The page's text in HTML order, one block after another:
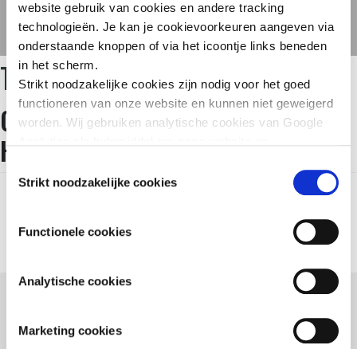
website gebruik van cookies en andere tracking
technologieën. Je kan je cookievoorkeuren aangeven via
onderstaande knoppen of via het icoontje links beneden
in het scherm.
Strikt noodzakelijke cookies zijn nodig voor het goed
functioneren van onze website en kunnen niet geweigerd
worden. Wij gebruiken analytische cookies van Google
zorgen ervoor dat je de embedded video’s van YouTube
spamfilter te activeren. Wij en onze partners gebruiken
marketingcookies om je surfgedrag in kaart te brengen
er meer over in onze
Strikt noodzakelijke cookies
Functionele cookies
Analytische cookies
Marketing cookies
TAG:OURAGAN
ORKAAN DORIAN : HOE KAN IK
HELPEN?